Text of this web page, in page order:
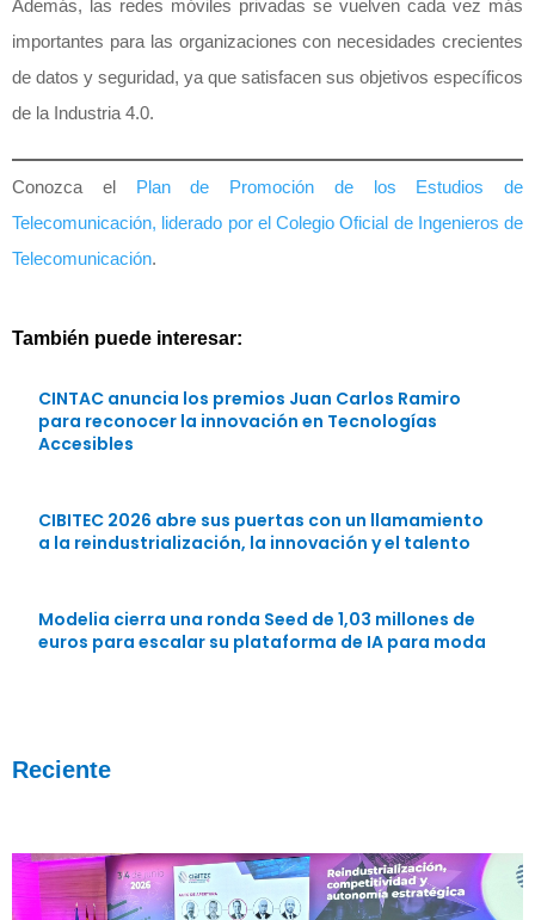
Además, las redes móviles privadas se vuelven cada vez más
importantes para las organizaciones con necesidades crecientes
de datos y seguridad, ya que satisfacen sus objetivos específicos
de la Industria 4.0.
Conozca el Plan de Promoción de los Estudios de
Telecomunicación, liderado por el Colegio Oficial de Ingenieros de
Telecomunicación.
También puede interesar:
CINTAC anuncia los premios Juan Carlos Ramiro
para reconocer la innovación en Tecnologías
Accesibles
CIBITEC 2026 abre sus puertas con un llamamiento
a la reindustrialización, la innovación y el talento
Modelia cierra una ronda Seed de 1,03 millones de
euros para escalar su plataforma de IA para moda
Reciente